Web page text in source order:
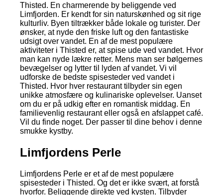
Thisted. En charmerende by beliggende ved
Limfjorden. Er kendt for sin naturskønhed og sit rige
kulturliv. Byen tiltrækker både lokale og turister. Der
ønsker, at nyde den friske luft og den fantastiske
udsigt over vandet. En af de mest populære
aktiviteter i Thisted er, at spise ude ved vandet. Hvor
man kan nyde lækre retter. Mens man ser bølgernes
bevægelser og lytter til lyden af vandet. Vi vil
udforske de bedste spisesteder ved vandet i
Thisted. Hvor hver restaurant tilbyder sin egen
unikke atmosfære og kulinariske oplevelser. Uanset
om du er på udkig efter en romantisk middag. En
familievenlig restaurant eller også en afslappet café.
Vil du finde noget. Der passer til dine behov i denne
smukke kystby.
Limfjordens Perle
Limfjordens Perle er et af de mest populære
spisesteder i Thisted. Og det er ikke svært, at forstå
hvorfor. Beliggende direkte ved kysten. Tilbyder